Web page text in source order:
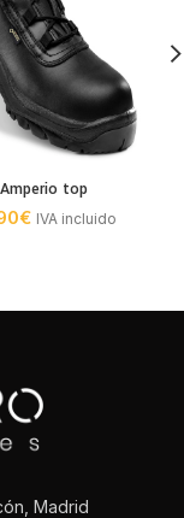
Amperio top
€ IVA incluido
Madrid